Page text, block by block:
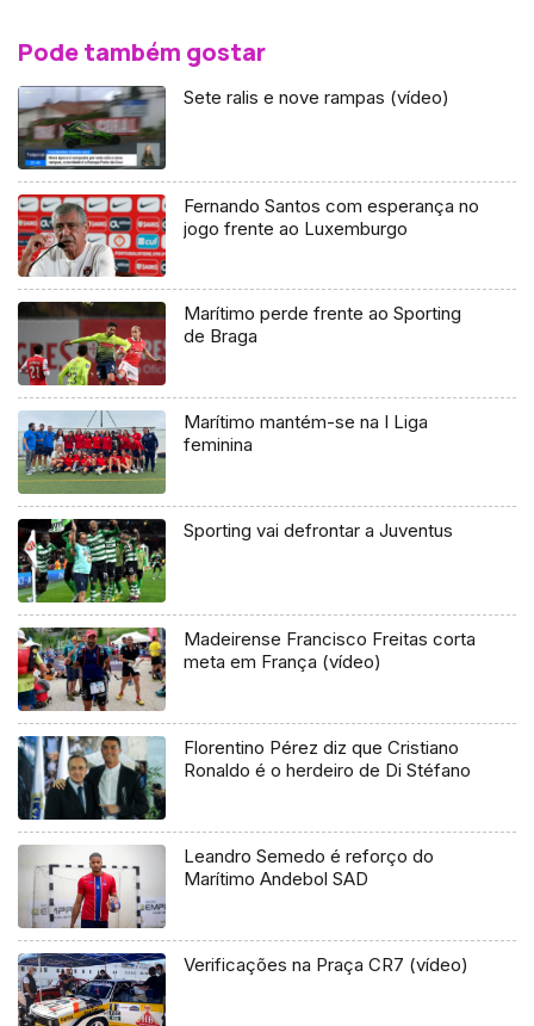
Pode também gostar
Sete ralis e nove rampas (vídeo)
Fernando Santos com esperança no
jogo frente ao Luxemburgo
Marítimo perde frente ao Sporting
de Braga
Marítimo mantém-se na I Liga
feminina
Sporting vai defrontar a Juventus
Madeirense Francisco Freitas corta
meta em França (vídeo)
Florentino Pérez diz que Cristiano
Ronaldo é o herdeiro de Di Stéfano
Leandro Semedo é reforço do
Marítimo Andebol SAD
Verificações na Praça CR7 (vídeo)